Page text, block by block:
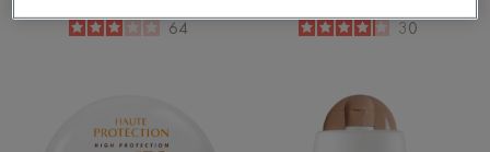
3
/
5
64 4.1
/
5
30
Com
Cor
Fluido
Mineral